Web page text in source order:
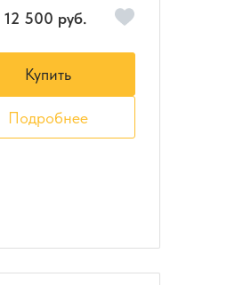
12 500 руб.
Купить
Подробнее